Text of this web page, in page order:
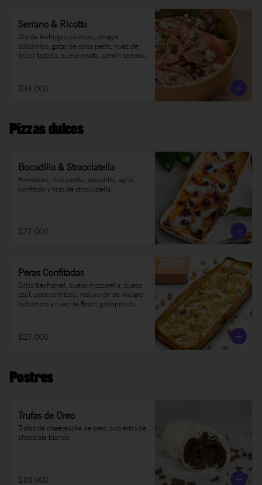
Serrano & Ricotta
Mix de lechugas asiáticas, vinagre
balsámico, gotas de salsa pesto, nuez de
brasil tostada, queso ricotta, jamón serrano.
$34.000
Pizzas dulces
Bocadillo & Stracciatella
Pomodoro, mozzarella, bocadillo, agrás
confitado y tiras de stracciatella.
$27.000
Peras Confitadas
Salsa bechamel, queso mozzarella, queso
azul, pera confitada, reducción de vinagre
balsámico y nuez de Brasil garrapiñada.
$27.000
Postres
Trufas de Oreo
Trufas de cheesecake de oreo, cubiertas de
chocolate blanco
$10.000